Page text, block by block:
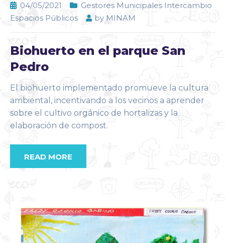
04/05/2021
Gestores Municipales Intercambio
Espacios Públicos
by MINAM
Biohuerto en el parque San
Pedro
El biohuerto implementado promueve la cultura
ambiental, incentivando a los vecinos a aprender
sobre el cultivo orgánico de hortalizas y la
elaboración de compost.
READ MORE